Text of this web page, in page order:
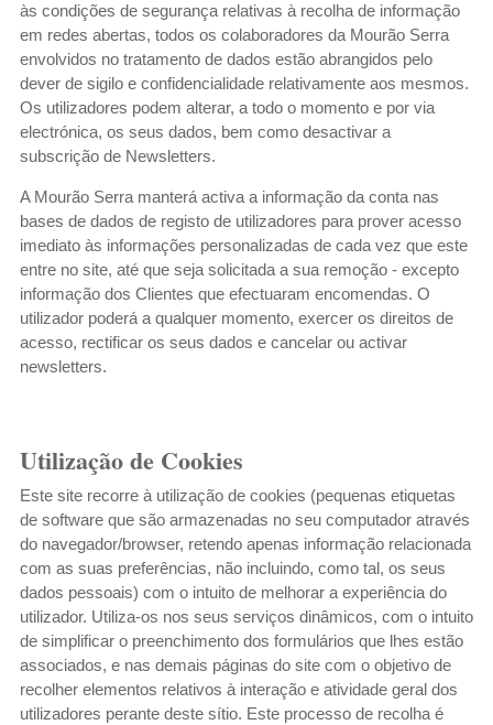
às condições de segurança relativas à recolha de informação
em redes abertas, todos os colaboradores da Mourão Serra
envolvidos no tratamento de dados estão abrangidos pelo
dever de sigilo e confidencialidade relativamente aos mesmos.
Os utilizadores podem alterar, a todo o momento e por via
electrónica, os seus dados, bem como desactivar a
subscrição de Newsletters.
A Mourão Serra manterá activa a informação da conta nas
bases de dados de registo de utilizadores para prover acesso
imediato às informações personalizadas de cada vez que este
entre no site, até que seja solicitada a sua remoção - excepto
informação dos Clientes que efectuaram encomendas. O
utilizador poderá a qualquer momento, exercer os direitos de
acesso, rectificar os seus dados e cancelar ou activar
newsletters.
Utilização de Cookies
Este site recorre à utilização de cookies (pequenas etiquetas
de software que são armazenadas no seu computador através
do navegador/browser, retendo apenas informação relacionada
com as suas preferências, não incluindo, como tal, os seus
dados pessoais) com o intuito de melhorar a experiência do
utilizador. Utiliza-os nos seus serviços dinâmicos, com o intuito
de simplificar o preenchimento dos formulários que lhes estão
associados, e nas demais páginas do site com o objetivo de
recolher elementos relativos à interação e atividade geral dos
utilizadores perante deste sítio. Este processo de recolha é